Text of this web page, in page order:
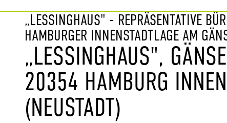
„LESSINGHAUS" - REPRÄSENTATIVE
HAMBURGER INNENSTADTLAGE AM
„LESSINGHAUS",
20354 HAMBURG
(NEUSTADT)